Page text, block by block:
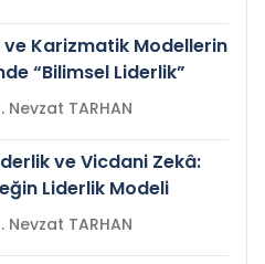
ve Karizmatik Modellerin
“Bilimsel Liderlik”
Prof.Dr. Nevzat TARHAN
ve Vicdani Zekâ:
Liderlik Modeli
Prof.Dr. Nevzat TARHAN